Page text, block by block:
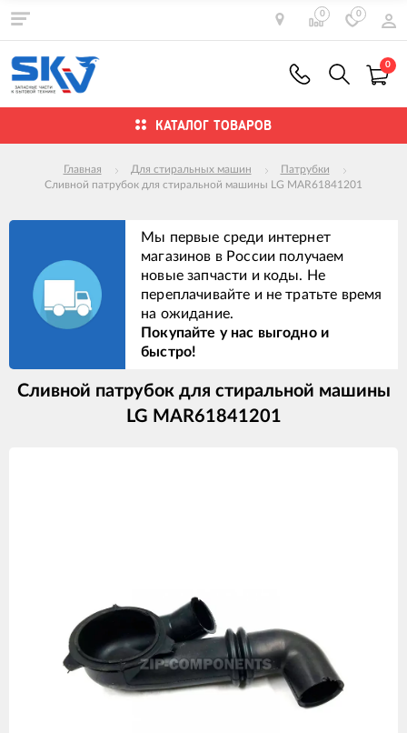
0 0
0
КАТАЛОГ ТОВАРОВ
Главная Для стиральных машин
Патрубки
Сливной патрубок для стиральной машины LG MAR61841201
Мы первые среди интернет
магазинов в России получаем
новые запчасти и коды. Не
переплачивайте и не тратьте время
на ожидание.
Покупайте у нас выгодно и
быстро!
Сливной патрубок для стиральной машины
LG MAR61841201